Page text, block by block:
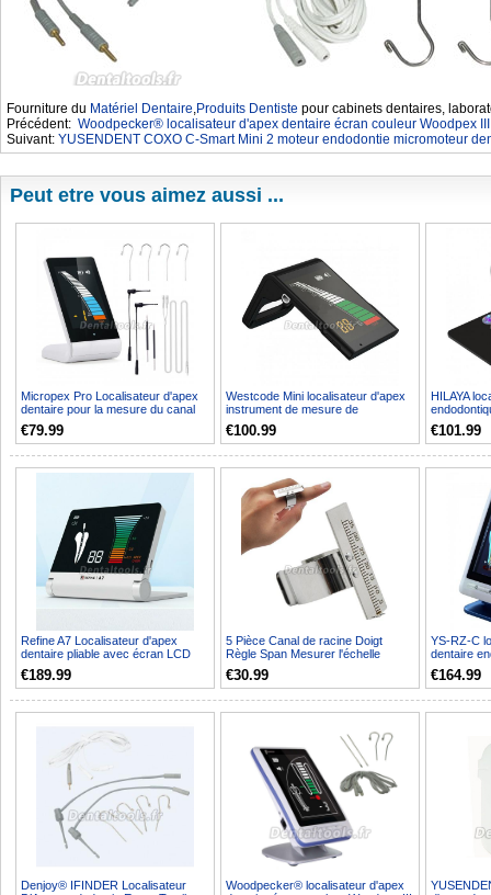
Fourniture du Matériel Dentaire,Produits Dentiste pour cabinets dentaires,
Précédent: Woodpecker® localisateur d'apex dentaire écran couleur Woodpex III
Suivant: YUSENDENT COXO C-Smart Mini 2 moteur endodontie micromoteur
Peut etre vous aimez aussi ...
Micropex Pro Localisateur d'apex
dentaire pour la mesure du canal
radiculaire en...
€79.99
Westcode Mini localisateur d'apex
instrument de mesure de
recherche de canal rad...
€100.99
HILAYA
tactile
€101.99
Refine A7 Localisateur d'apex
dentaire pliable avec écran LCD
5.1"
€189.99
5 Pièce Canal de racine Doigt
Règle Span Mesurer l'échelle
endodontie Instrument...
€30.99
YS-RZ-C
dentaire
€164.99
Denjoy® IFINDER Localisateur
Woodpecker® localisateur d'apex